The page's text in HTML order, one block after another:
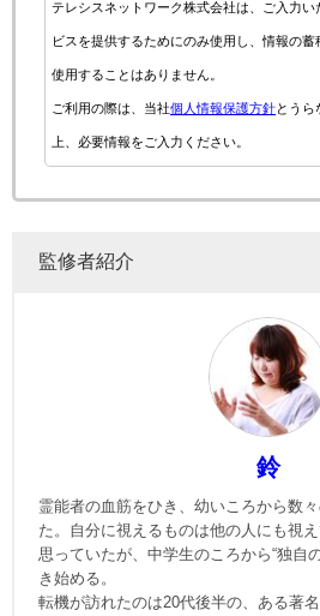
テレシスネットワーク株式会社は、ご入力い
ビスを提供するためにのみ使用し、情報の
使用することはありません。
ご利用の際は、当社個人情報保護方針とうら
上、必要情報をご入力ください。
監修者紹介
鈴
霊能者の血筋をひき、幼いころから数
た。自分に視えるものは他の人にも視
思っていたが、中学生のころから“独自
き始める。
転機が訪れたのは20代後半の、ある著